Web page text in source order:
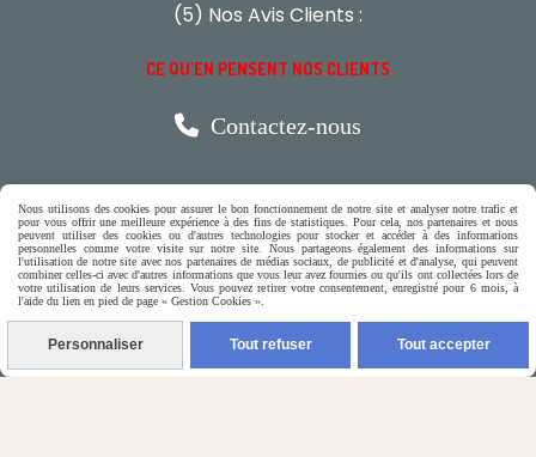
(5) Nos Avis Clients :
CE QU'EN PENSENT NOS CLIENTS
 Contactez-nous
par téléphone
0618321265
ou par message
Nous utilisons des cookies pour assurer le bon fonctionnement de notre site et analyser notre trafic et
pour vous offrir une meilleure expérience à des fins de statistiques. Pour cela, nos partenaires et nous
peuvent utiliser des cookies ou d'autres technologies pour stocker et accéder à des informations
personnelles comme votre visite sur notre site. Nous partageons également des informations sur
l'utilisation de notre site avec nos partenaires de médias sociaux, de publicité et d'analyse, qui peuvent
combiner celles-ci avec d'autres informations que vous leur avez fournies ou qu'ils ont collectées lors de
votre utilisation de leurs services. Vous pouvez retirer votre consentement, enregistré pour 6 mois, à
l'aide du lien en pied de page « Gestion Cookies ».
Personnaliser Tout refuser Tout accepter